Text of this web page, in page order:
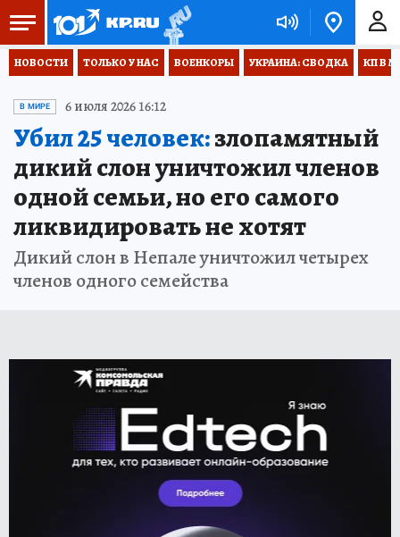
НОВОСТИ ТОЛЬКО У НАС ВОЕНКОРЫ УКРАИНА: СВОДКА КП В
В МИРЕ 6 июля 2026 16:12
Убил 25 человек:злопамятный
дикий слон уничтожил членов
одной семьи, но его самого
ликвидировать не хотят
Дикий слон в Непале уничтожил четырех
членов одного семейства